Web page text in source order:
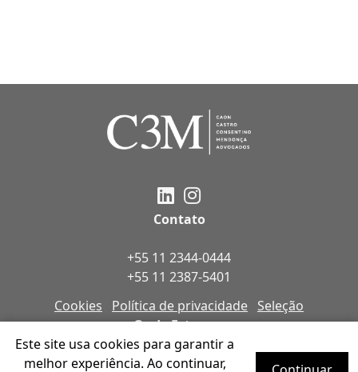
Contato
+55 11 2344-0444
+55 11 2387-5401
Cookies
Política de privacidade Seleção
Onde Estamos
Av. Ibirapuera, 1753, 5 Andar, Indianópolis,
Este site usa cookies para garantir a
melhor experiência. Ao continuar,